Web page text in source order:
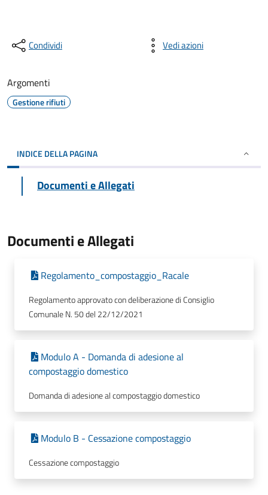
Condividi Vedi azioni
Argomenti
Gestione rifiuti
INDICE DELLA PAGINA
Documenti e Allegati
Documenti e Allegati
Regolamento_compostaggio_Racale
Regolamento approvato con deliberazione di Consiglio
Comunale N. 50 del 22/12/2021
Modulo A - Domanda di adesione al
compostaggio domestico
Domanda di adesione al compostaggio domestico
Modulo B - Cessazione compostaggio
Cessazione compostaggio